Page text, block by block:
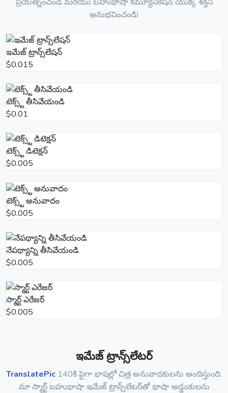
అనుభవించండి!
ఇమేజ్ ట్రాన్స్‌లేషన్
$0.015
టెక్స్ట్ తీసివేయండి
$0.01
టెక్స్ట్ డిటెక్షన్
$0.005
టెక్స్ట్ అనువాదం
$0.005
నేపథ్యాన్ని తీసివేయండి
$0.005
స్మార్ట్ ఎరేజర్
$0.005
ఇమేజ్ ట్రాన్స్‌లేటర్
TranslatePic 140కి పైగా భాషల్లో చిత్ర అనువాదకులను అందిస్తుంది.
మా స్మార్ట్ బహుభాషా ఇమేజ్ ట్రాన్స్‌లేటర్‌తో భాషా అడ్డంకులను